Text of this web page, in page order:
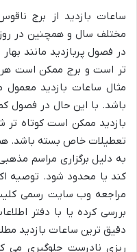
ساعات بازدید از برج
مختلف سال و همچنین در
در فصول پربازدید مانند
تر است و برج ممکن است هر
باشد. با این حال در فصول
بازدید ممکن است کوتاه تر
تعطیلات خاص بسته باشد.
به دلیل برگزاری مراسم
کند یا محدود شود. توصیه
مراجعه وب سایت رسمی
بررسی کرده یا با دفتر
دقیق ترین ساعات بازدید
ریزی نادرست جلوگیری می